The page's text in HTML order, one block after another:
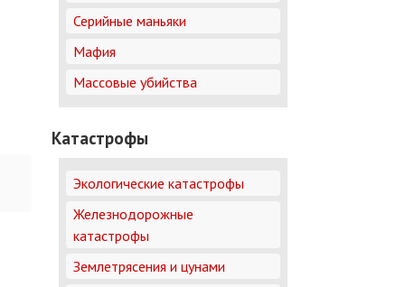
Серийные маньяки
Мафия
Массовые убийства
Катастрофы
Экологические катастрофы
Железнодорожные
катастрофы
Землетрясения и цунами